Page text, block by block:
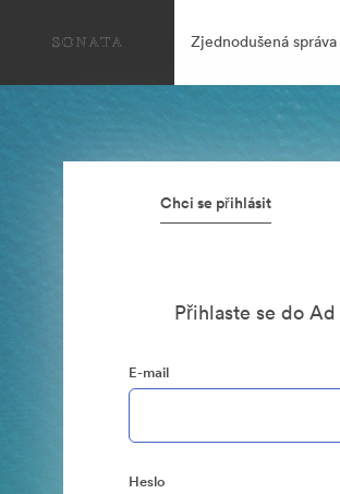
Zjednodušená
Chci se přihlásit
Přihlaste se do
E-mail
Heslo